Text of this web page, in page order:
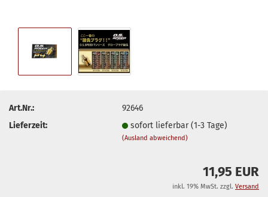
Art.Nr.:
92646
Lieferzeit:
sofort lieferbar (1-3 Tage)
(Ausland abweichend)
11,95 EUR
inkl. 19% MwSt. zzgl. Versand